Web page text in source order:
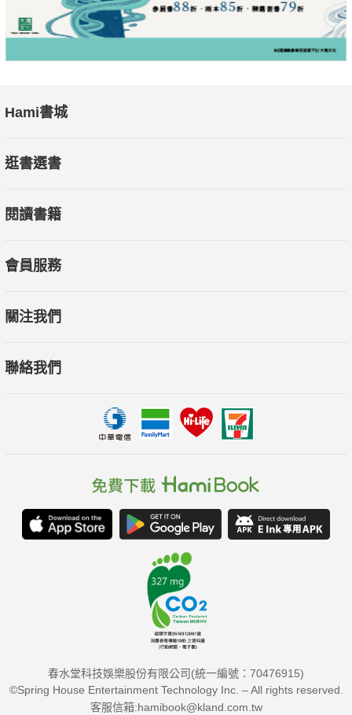
本書特色：本書是卡倫．荷妮對病人和自我進行分析後的經驗產
括親近、抵抗、迴避他人等，並探討根本原因和心理機制。第二
出了解決之道。
Hami書城
逛書選書
閱讀書籍
會員服務
關注我們
聯絡我們
春水堂科技娛樂股份有限公司(統一編號：70476915)
©Spring House Entertainment Technology Inc. – All rights reserved.
客服信箱:hamibook@kland.com.tw